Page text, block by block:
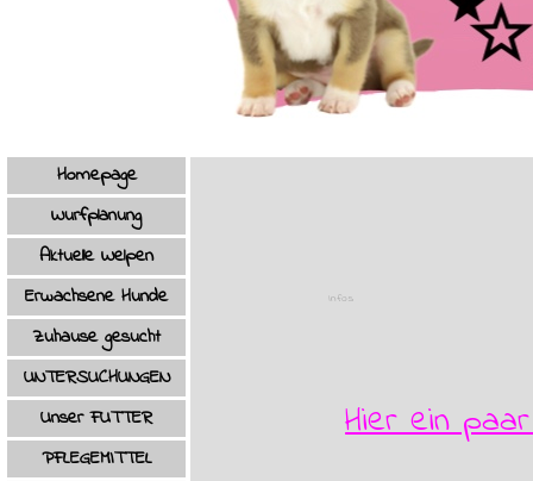
Menü überspringen
Homepage
Wurfplanung
Aktuelle Welpen
Erwachsene Hunde
Zuhause gesucht
UNTERSUCHUNGEN
Unser FUTTER
PFLEGEMITTEL
Infos
Hier ein